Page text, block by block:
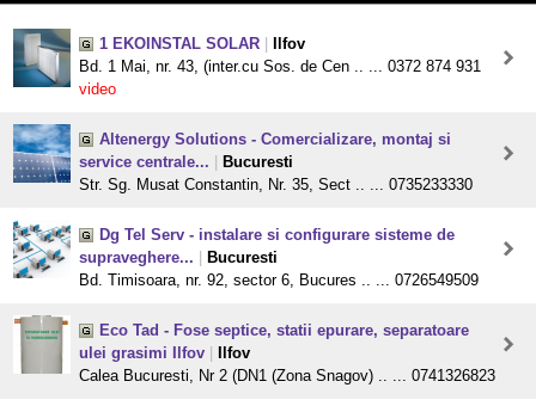
1 EKOINSTAL SOLAR
Ilfov
Bd. 1 Mai, nr. 43, (inter.cu Sos. de Cen .. ... 0372 874 931
video
Altenergy Solutions - Comercializare, montaj si
service centrale...
Bucuresti
Str. Sg. Musat Constantin, Nr. 35, Sect .. ... 0735233330
Dg Tel Serv - instalare si configurare sisteme de
supraveghere...
Bucuresti
Bd. Timisoara, nr. 92, sector 6, Bucures .. ... 0726549509
Eco Tad - Fose septice, statii epurare, separatoare
ulei grasimi Ilfov
Ilfov
Calea Bucuresti, Nr 2 (DN1 (Zona Snagov) .. ... 0741326823